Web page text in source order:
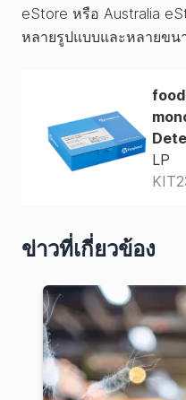
eStore หรือ Australia
หลายรูปแบบและหลายขน
LP
ข่าวที่เกี่ยวข้อง